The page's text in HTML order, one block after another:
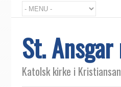
St.
Katolsk kirke i